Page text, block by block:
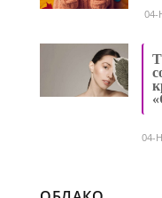
04-
04-